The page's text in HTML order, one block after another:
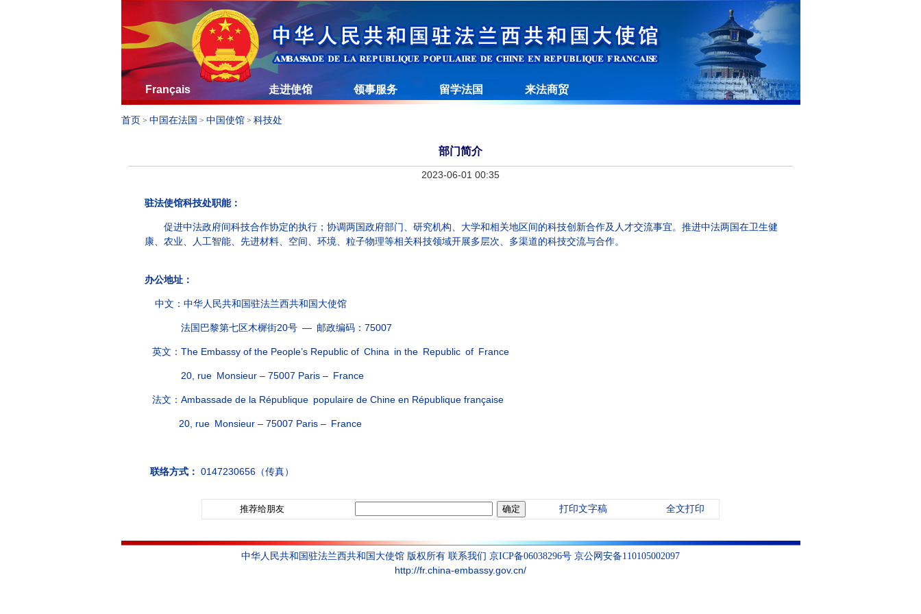
Français 走进使馆 领事服务 留学法国 来法商贸
首页 > 中国在法国 > 中国使馆> 科技处
部门简介
2023-06-01 00:35
驻法使馆科技处职能：
促进中法政府间科技合作协定的执行；协调两国政府部门、研究机构、大学和相关地区间的科技创新合作及人才交流事宜。推进中法两国在卫生健
康、农业、人工智能、先进材料、空间、环境、粒子物理等相关科技领域开展多层次、多渠道的科技交流与合作。
办公地址：
中文： 中华人民共和国驻法兰西共和国大使馆
法国巴黎第七区木樨街20号 — 邮政编码：75007
英文： The Embassy of the People’s Republic of China in the Republic of France
20, rue Monsieur – 75007 Paris – France
法文： Ambassade de la République populaire de Chine en République française
20, rue Monsieur – 75007 Paris – France
联络方式： 0147230656（传真）
推荐给朋友 打印文字稿 全文打印
中华人民共和国驻法兰西共和国大使馆 版权所有 联系我们 京ICP备06038296号 京公网安备110105002097
http://fr.china-embassy.gov.cn/